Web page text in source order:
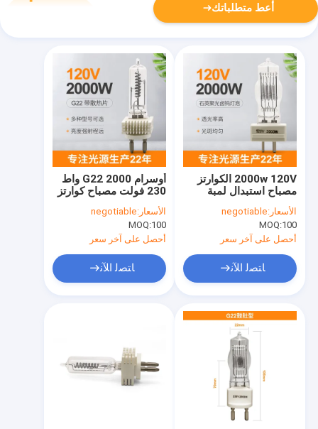
أعط متطلباتك
أوسرام G22 2000 واط
230 فولت مصباح كوارتز
بمصباح هالوجين مفرد
الأسعار:negotiable
MOQ:100
أحصل على آخر سعر
ﺎﺘﺼﻟ ﺍﻶﻧ
2000w 120V الكوارتز
مصباح استبدال لمبة
المرحلة استوديو فيلم
التلفزيون ضوء لمبة
الأسعار:negotiable
MOQ:100
أحصل على آخر سعر
ﺎﺘﺼﻟ ﺍﻶﻧ